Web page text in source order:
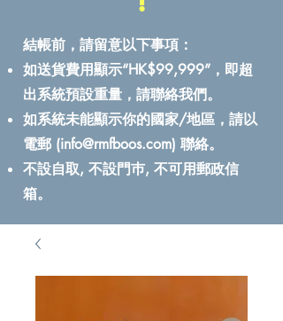
結帳前，請留意以下事項：
如送貨費用顯示“HK$99,999”，即超
出系統預設重量，請聯絡我們。
如系統未能顯示你的國家/地區，請以
電郵 (info@rmfboos.com) 聯絡。
不設自取, 不設門巿, 不可用郵政信
箱。